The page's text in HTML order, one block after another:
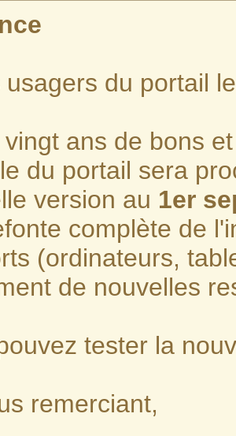
usagers du portail
ans de bons
du portail sera
version au 1er
complète de
(ordinateurs,
de nouvelles
tester la
remerciant,